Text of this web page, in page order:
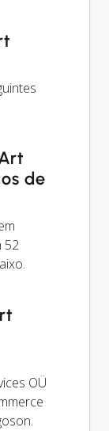
de
52
OÜ